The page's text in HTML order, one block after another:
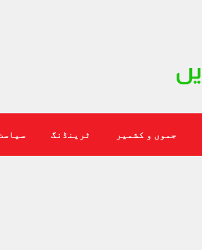
ٹرینڈنگ جموں و کشمیر